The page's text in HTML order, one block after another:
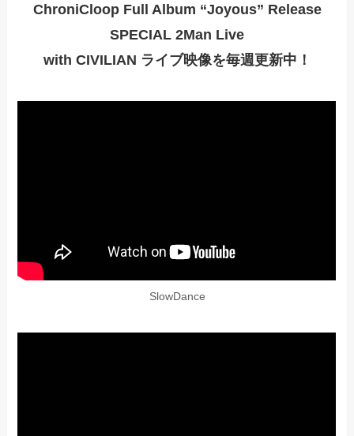
ChroniCloop Full Album “Joyous” Release
SPECIAL 2Man Live
with CIVILIAN ライブ映像を毎週更新中！
SlowDance